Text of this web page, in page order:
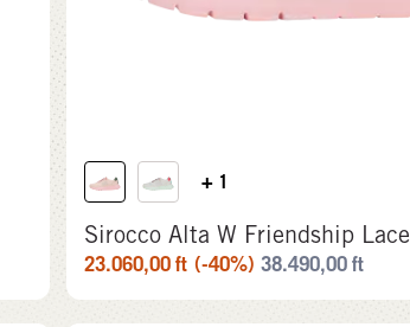
+ 1
Sirocco Alta W Friendship Lace
23.060,00ft (-40%) 38.490,00ft